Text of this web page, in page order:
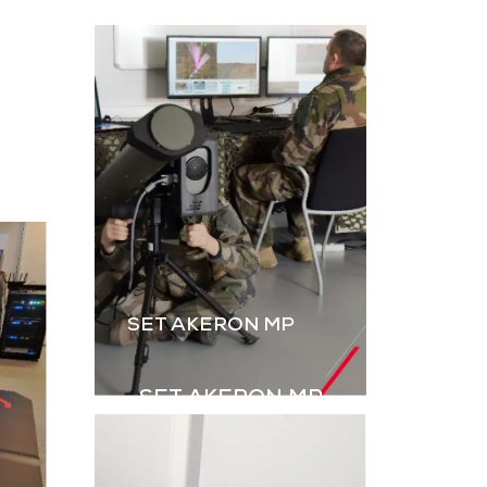
la
simulation est
essentielle. Le B2M-GR
de GDI Simulation,
enrichi par l’intégration
des grenades,
renforce le réalisme
des exercices Live.
Télécharger la
plaquette
SET AKERON MP
SET AKERON MP
pour l’entraînement